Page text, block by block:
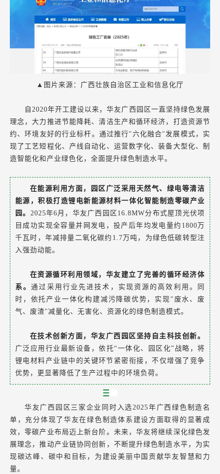
▲图片来源：广西壮族自治区工业和信息化厅
自2020年开工建设以来，华友广西园区一直坚持绿色发展
理念，大力推进节能降耗、清洁生产和循环经济，打造资源节
约、环境友好的行业标杆。通过推行"六化融合"发展模式，实
现了工艺短程化、产线自动化、运营数字化、装备大型化、制
造智能化和产业绿色化，全面提升绿色制造水平。
在能源利用方面，园区广泛采用天然气、绿电等清洁
能源，积极打造锂电新能源材料一体化智能制造零碳产业
园。 2025年6月，华友广西园区16.8MW分布式屋顶光伏项
目成功实现全容量并网发电，投产后年均发电量约1800万
千瓦时，年减排量二氧化碳约1.7万吨，为绿色低碳转型注
入强劲动能。
在资源循环利用领域，华友建立了完善的循环经济体
系。通过采用行业先进技术，实现资源的高效利用。同
时，依托产业一体化构建减污降碳优势，实现"废水、废
气、废渣"减量化、无害化、资源化的绿色制造模式。
在技术创新方面，华友广西园区坚持自主科技创新。
广泛应用行业最新设备，依托“一体化、园区化”战略，将
锂电材料产业链中的关键环节紧密衔接，不仅增强了竞争
优势，更显著降低了生产过程中的环境负荷。
华友广西园区三家企业同时入选2025年广西绿色制造名
单，充分体现了华友在绿色制造体系建设方面取得的显著成
效，零碳产业布局迈上新台阶。未来，华友将继续深化绿色发
展理念，推动产业链协同创新，不断提升绿色制造水平，为实
现碳达峰、碳中和目标，为建设美丽中国贡献华友智慧和力
量。